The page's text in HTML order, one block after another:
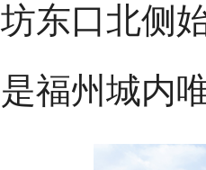
坊东口北侧
是福州城内